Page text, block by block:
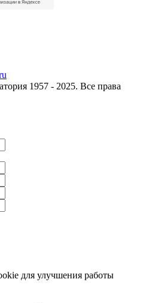
1957 - 2025. Все права
для улучшения работы